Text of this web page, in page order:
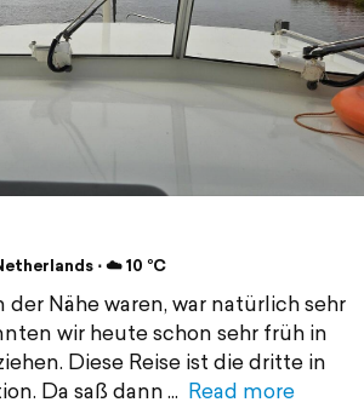
⋅ ☁️ 10 °C
der Nähe waren, war natürlich sehr
wir heute schon sehr früh in
Diese Reise ist die dritte in
Da saß dann
Read more